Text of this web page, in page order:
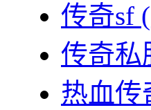
传奇sf
传奇私
热血传